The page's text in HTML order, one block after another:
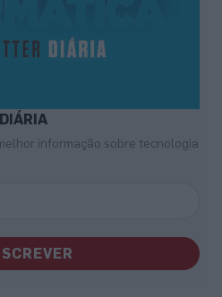
informação sobre tecnologia